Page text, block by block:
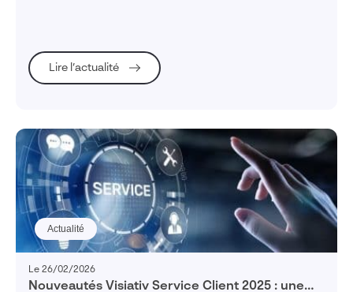
Lire l’actualité
Actualité
Le 26/02/2026
Nouveautés Visiativ Service Client 2025 : une